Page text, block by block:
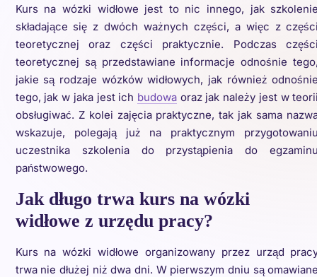
Kurs na wózki widłowe jest to nic innego, jak
składające się z dwóch ważnych części, a więc z
teoretycznej oraz części praktycznie. Podczas
teoretycznej są przedstawiane informacje odnośnie
jakie są rodzaje wózków widłowych, jak również
tego, jak w jaka jest ich budowa oraz jak należy jest w
obsługiwać. Z kolei zajęcia praktyczne, tak jak sama
wskazuje, polegają już na praktycznym
uczestnika szkolenia do przystąpienia do
państwowego.
Jak długo trwa kurs na wózki
widłowe z urzędu pracy?
Kurs na wózki widłowe organizowany przez urząd
trwa nie dłużej niż dwa dni. W pierwszym dniu są